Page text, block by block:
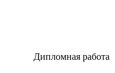
Дипломная работа